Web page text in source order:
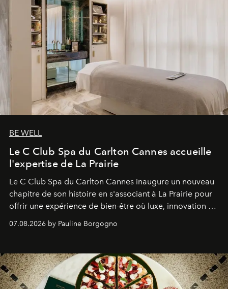
BE WELL
Le C Club Spa du Carlton Cannes accueille
l'expertise de La Prairie
Le C Club Spa du Carlton Cannes inaugure un nouveau
chapitre de son histoire en s'associant à La Prairie pour
offrir une expérience de bien-être où luxe, innovation et
expertise se rencontrent.
07.08.2026 by Pauline Borgogno